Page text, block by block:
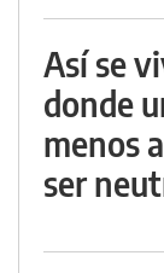
Así se
donde
menos
ser